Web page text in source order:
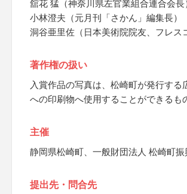
舘花 猛（神奈川県左官業組合連合会長
小林澄夫（元月刊「さかん」編集長）
洞谷亜里佐（日本美術院院友、フレス
著作権の扱い
入賞作品の写真は、松崎町が発行する
への印刷物へ使用することができるも
主催
静岡県松崎町、一般財団法人 松崎町振
提出先・問合先